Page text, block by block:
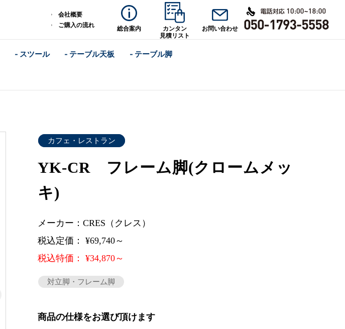
会社概要
ご購入の流れ
総合案内
カンタン
見積リスト
お問い合わせ
- スツール - テーブル天板 - テーブル脚
カフェ・レストラン
YK-CR フレーム脚(クロームメッ
キ)
メーカー：CRES（クレス）
税込定価： ¥69,740～
税込特価： ¥34,870～
対立脚・フレーム脚
商品の仕様をお選び頂けます